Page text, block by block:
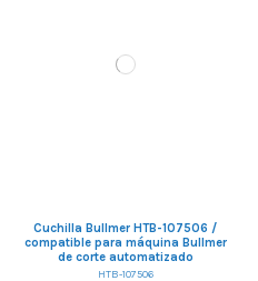
Cuchilla Bullmer HTB-107506 /
compatible para máquina Bullmer
de corte automatizado
HTB-107506